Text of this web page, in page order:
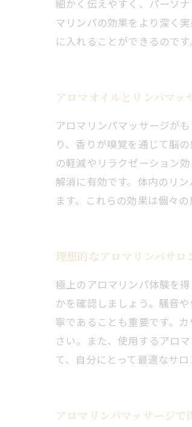
細かく伝えやすく、パーソ
マリンパの効果をより深く
に入れることができるのです
アロマオイルとリンパマッ
アロマリンパマッサージが
り、香りが嗅覚を通じて脳
の軽減やリラクゼーション
解消に有効です。体内のリ
ます。これらの効果は個々
理想的なアロマリンパサロ
極上のアロマリンパ体験を
かを確認しましょう。騒音
寧であることも重要です。
さい。また、使用するアロ
て、自分にとって最適なサ
アロマリンパマッサージ